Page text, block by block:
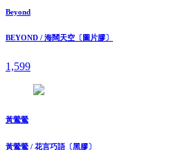
Beyond
BEYOND / 海闊天空〔圖片膠〕
1,599
黃鶯鶯
黃鶯鶯 / 花言巧語〔黑膠〕